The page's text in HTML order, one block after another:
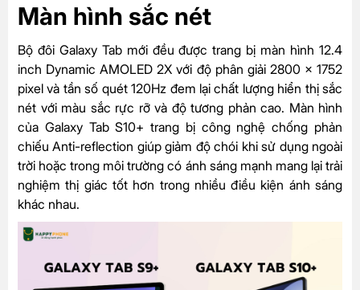
Màn hình sắc nét
Bộ đôi Galaxy Tab mới đều được trang bị màn hình 12.4
inch Dynamic AMOLED 2X với độ phân giải 2800 x 1752
pixel và tần số quét 120Hz đem lại chất lượng hiển thị sắc
nét với màu sắc rực rỡ và độ tương phản cao. Màn hình
của Galaxy Tab S10+ trang bị công nghệ chống phản
chiếu Anti-reflection giúp giảm độ chói khi sử dụng ngoài
trời hoặc trong môi trường có ánh sáng mạnh mang lại trải
nghiệm thị giác tốt hơn trong nhiều điều kiện ánh sáng
khác nhau.